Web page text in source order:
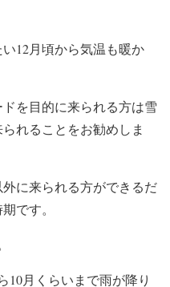
12月頃から気温も暖か
を目的に来られる方は雪
れることをお勧めしま
に来られる方ができるだ
です。
10月くらいまで雨が降り